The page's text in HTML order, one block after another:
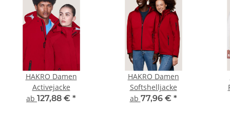
HAKRO Damen
Activejacke
ab 127,88 € *
HAKRO Damen
Softshelljacke
ab 77,96 € *